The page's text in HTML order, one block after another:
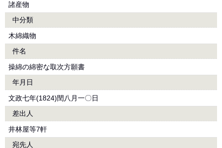
諸産物
中分類
木綿織物
件名
操綿の綿密な取次方願書
年月日
文政七年(1824)閏八月一〇日
差出人
井林屋等7軒
宛先人